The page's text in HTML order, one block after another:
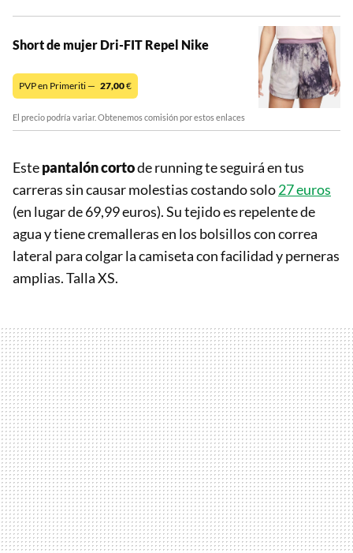
Short de mujer Dri-FIT Repel Nike
PVP en Primeriti — 27,00€
El precio podría variar. Obtenemos comisión por estos enlaces
Estepantalón cortode running te seguirá en tus
carreras sin causar molestias costando solo27 euros
(en lugar de 69,99 euros). Su tejido es repelente de
agua y tiene cremalleras en los bolsillos con correa
lateral para colgar la camiseta con facilidad y perneras
amplias. Talla XS.